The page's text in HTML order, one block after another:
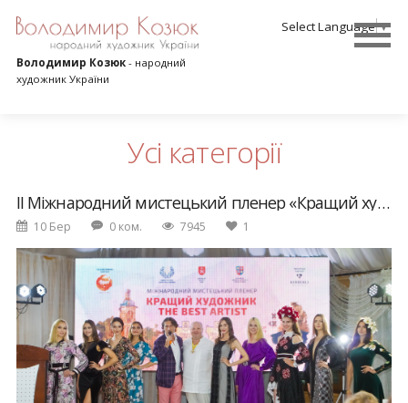
Select Language▼
Володимир Козюк- народний
художник України
Усі категорії
ІІ Міжнародний мистецький пленер «Кращий художник / The best artist»
10 Бер 0 ком. 7945 1